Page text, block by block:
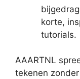
korte,
tutorials.
AAARTNL
tekenen